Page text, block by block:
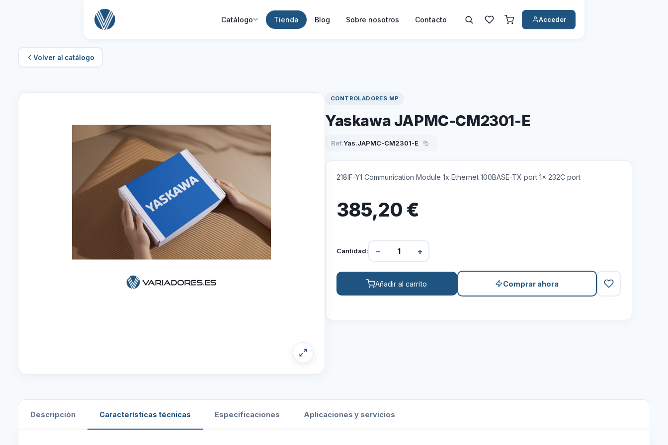
Catálogo Tienda Blog Sobre nosotros Contacto Acceder
Volver al catálogo
CONTROLADORES MP
Yaskawa JAPMC-CM2301-E
Ref.Yas.JAPMC-CM2301-E
218IF-Y1 Communication Module 1x Ethernet 100BASE-TX port 1x 232C port
385,20€
Cantidad: − +
Añadir al carrito Comprar ahora
Descripción Características técnicas Especificaciones Aplicaciones y servicios